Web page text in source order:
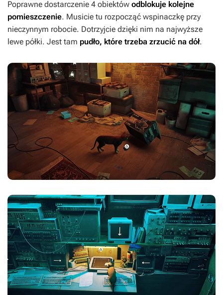
Poprawne dostarczenie 4 obiektów odblokuje kolejne
pomieszczenie. Musicie tu rozpocząć wspinaczkę przy
nieczynnym robocie. Dotrzyjcie dzięki nim na najwyższe
lewe półki. Jest tam pudło, które trzeba zrzucić na dół.